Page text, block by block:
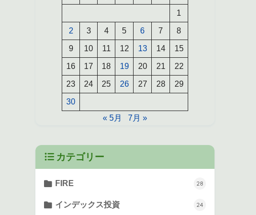
1
2 3 4 5 6 7 8
9 10 11 12 13 14 15
16 17 18 19 20 21 22
23 24 25 26 27 28 29
30
« 5月
7月 »
カテゴリー
FIRE 28
インデックス投資 24